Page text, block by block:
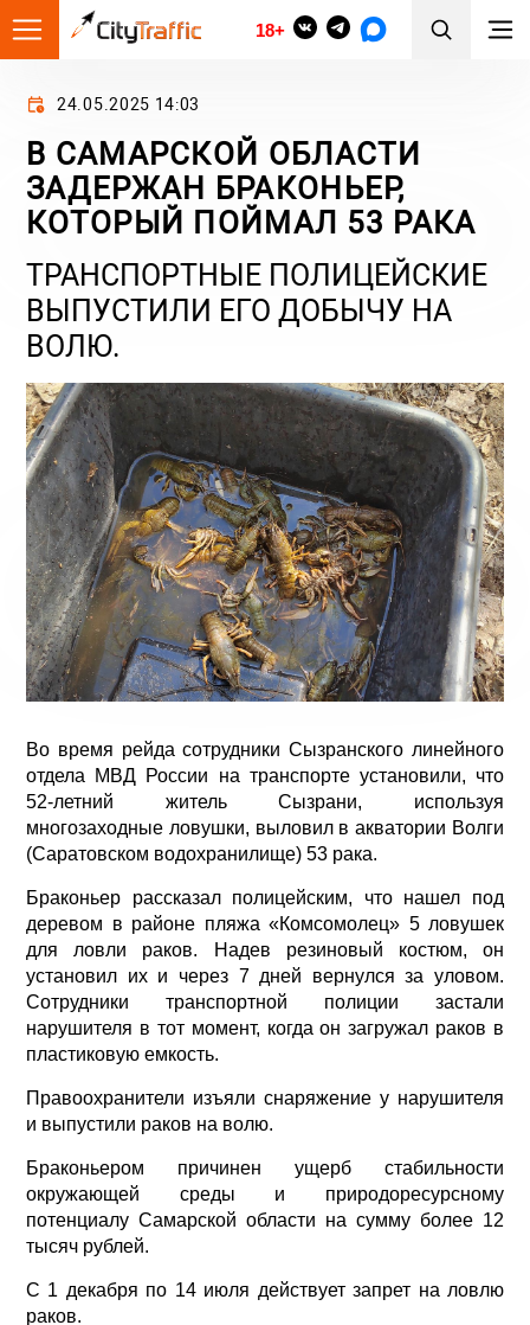
18+
24.05.2025 14:03
В САМАРСКОЙ ОБЛАСТИ
ЗАДЕРЖАН БРАКОНЬЕР,
КОТОРЫЙ ПОЙМАЛ 53 РАКА
ТРАНСПОРТНЫЕ ПОЛИЦЕЙСКИЕ
ВЫПУСТИЛИ ЕГО ДОБЫЧУ НА
ВОЛЮ.
Во время рейда сотрудники Сызранского линейного
отдела МВД России на транспорте установили, что
52-летний житель Сызрани, используя
многозаходные ловушки, выловил в акватории Волги
(Саратовском водохранилище) 53 рака.
Браконьер рассказал полицейским, что нашел под
деревом в районе пляжа «Комсомолец» 5 ловушек
для ловли раков. Надев резиновый костюм, он
установил их и через 7 дней вернулся за уловом.
Сотрудники транспортной полиции застали
нарушителя в тот момент, когда он загружал раков в
пластиковую емкость.
Правоохранители изъяли снаряжение у нарушителя
и выпустили раков на волю.
Браконьером причинен ущерб стабильности
окружающей среды и природоресурсному
потенциалу Самарской области на сумму более 12
тысяч рублей.
С 1 декабря по 14 июля действует запрет на ловлю
раков.